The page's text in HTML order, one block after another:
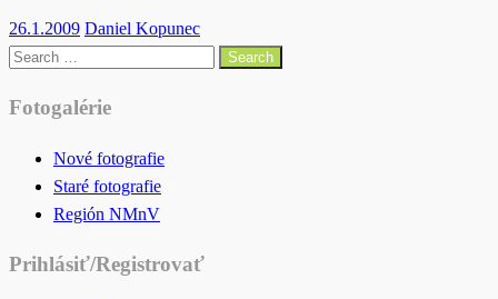
Posted
on
26.1.2009 Daniel Kopunec
Search
Fotogalérie
Nové fotografie
Staré fotografie
Región NMnV
Prihlásiť/Registrovať